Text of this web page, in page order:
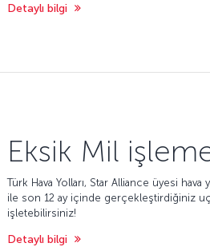
Detaylı bilgi
Eksik Mil
Türk Hava Yolları, Star Alliance üyesi hava
ile son 12 ay içinde gerçekleştirdiğiniz
işletebilirsiniz!
Detaylı bilgi